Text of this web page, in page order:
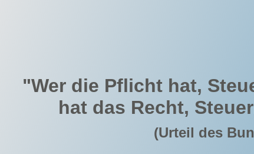
"Wer die Pflicht hat,
hat das Recht,
(Urteil des